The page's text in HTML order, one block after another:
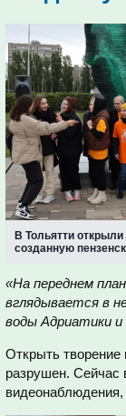
В Тольятти
созданную
«На переднем
вглядывается в
воды Адриатики и
Открыть творение
разрушен. Сейчас